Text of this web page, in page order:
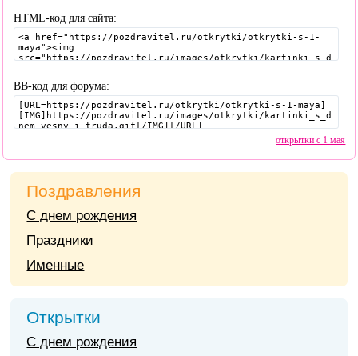
HTML-код для сайта:
BB-код для форума:
открытки с 1 мая
Поздравления
С днем рождения
Праздники
Именные
Открытки
С днем рождения